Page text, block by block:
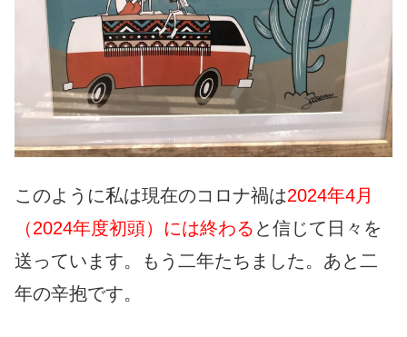
このように私は現在のコロナ禍は2024年4月
（2024年度初頭）には終わる と信じて日々を
送っています。もう二年たちました。あと二
年の辛抱です。